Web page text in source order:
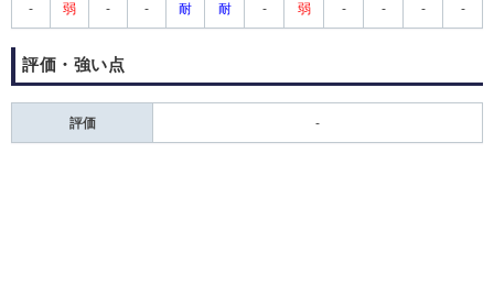
- 弱 - - 耐 耐 - 弱 - - - -
評価・強い点
評価 -